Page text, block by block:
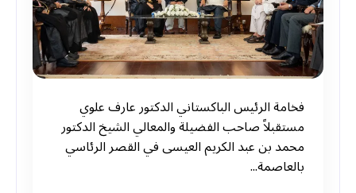
فخامة الرئيس الباكستاني الدكتور عارف علوي
مستقبلاً صاحب الفضيلة والمعالي الشيخ الدكتور
محمد بن عبد الكريم العيسى في القصر الرئاسي
بالعاصمة...